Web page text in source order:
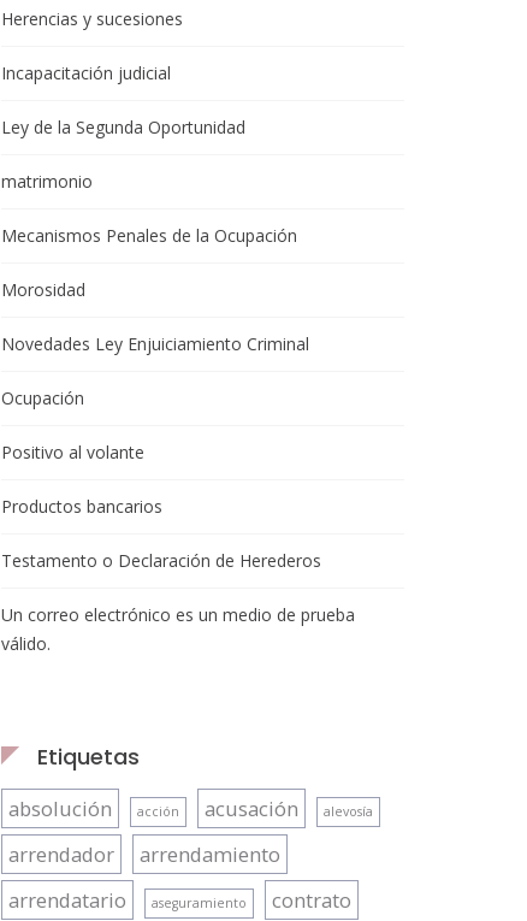
Herencias y sucesiones
Incapacitación judicial
Ley de la Segunda Oportunidad
matrimonio
Mecanismos Penales de la Ocupación
Morosidad
Novedades Ley Enjuiciamiento Criminal
Ocupación
Positivo al volante
Productos bancarios
Testamento o Declaración de Herederos
Un correo electrónico es un medio de prueba
válido.
Etiquetas
absolución acción acusación alevosía
arrendador
arrendamiento
arrendatario
aseguramiento contrato